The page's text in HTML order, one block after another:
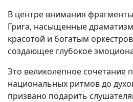
В центре внимания
Грига, насыщенные
красотой и богатым
создающее глубокое
Это великолепное сочетание
национальных ритмов до
призвано подарить